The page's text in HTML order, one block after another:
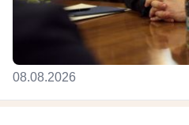
08.08.2026